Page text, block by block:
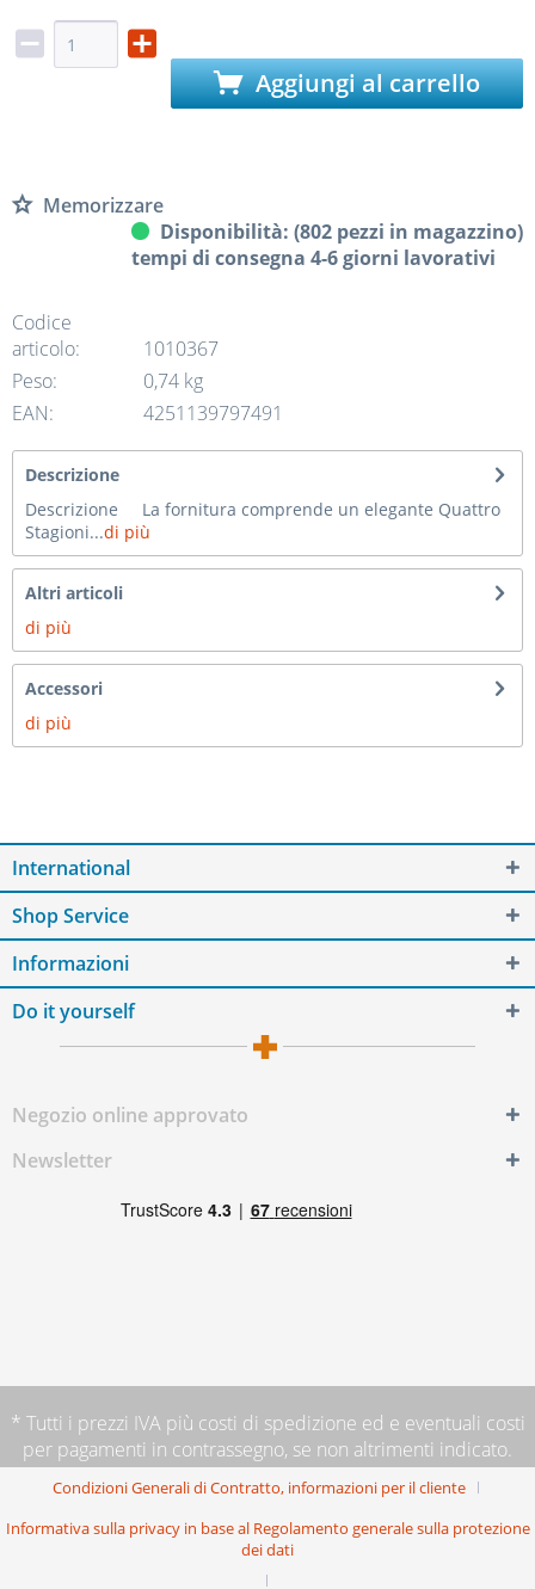
Aggiungi al carrello
Memorizzare
Disponibilità: (802 pezzi in magazzino)
tempi di consegna 4-6 giorni lavorativi
Codice
articolo:
1010367
Peso:
0,74 kg
EAN:
4251139797491
Descrizione
Descrizione La fornitura comprende un elegante Quattro
Stagioni...di più
Altri articoli
di più
Accessori
di più
International
Shop Service
Informazioni
Do it yourself
Negozio online approvato
Newsletter
* Tutti i prezzi IVA più costi di spedizione ed e eventuali costi
per pagamenti in contrassegno, se non altrimenti indicato.
Condizioni Generali di Contratto, informazioni per il cliente
Informativa sulla privacy in base al Regolamento generale sulla protezione
dei dati